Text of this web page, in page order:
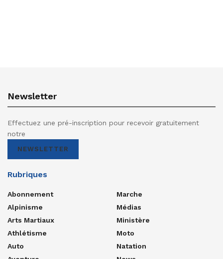
Newsletter
Effectuez une pré-inscription pour recevoir gratuitement
notre
NEWSLETTER
Rubriques
Abonnement
Alpinisme
Arts Martiaux
Athlétisme
Auto
Marche
Médias
Ministère
Moto
Natation